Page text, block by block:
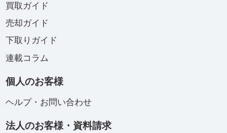
買取ガイド
売却ガイド
下取りガイド
連載コラム
個人のお客様
ヘルプ・お問い合わせ
法人のお客様・資料請求